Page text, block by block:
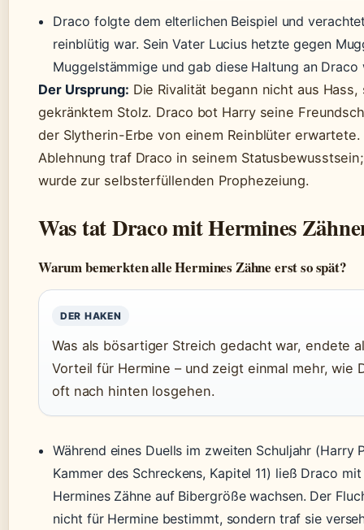
Draco folgte dem elterlichen Beispiel und
reinblütig war. Sein Vater Lucius hetzte gegen
Muggelstämmige und gab diese Haltung an Draco
Der Ursprung: Die Rivalität begann nicht aus Hass,
gekränktem Stolz. Draco bot Harry seine
der Slytherin-Erbe von einem Reinblüter erwartete.
Ablehnung traf Draco in seinem
wurde zur selbsterfüllenden Prophezeiung.
Was tat Draco mit Hermines
Warum bemerkten alle Hermines Zähne erst so spät?
DER HAKEN
Was als bösartiger Streich gedacht war, endete
Vorteil für Hermine – und zeigt einmal mehr, wie
oft nach hinten losgehen.
Während eines Duells im zweiten Schuljahr (Harry
Kammer des Schreckens, Kapitel 11) ließ Draco
Hermines Zähne auf Bibergröße wachsen. Der
nicht für Hermine bestimmt, sondern traf sie